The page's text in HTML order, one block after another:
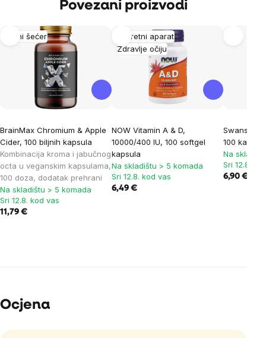
Povezani proizvodi
Krvni šećer
BrainMax Chromium & Apple
Cider, 100 biljnih kapsula
Kombinacija kroma i jabučnog
octa u veganskim kapsulama,
100 doza, dodatak prehrani
Na skladištu > 5 komada
Sri 12.8. kod vas
11,79 €
Pokretni aparat
Zdravlje očiju
NOW Vitamin A & D,
10000/400 IU, 100 softgel
kapsula
Na skladištu > 5 komada
Sri 12.8. kod vas
6,49 €
Swanson
100
Na
Sri 12.8.
6,90 €
Ocjena